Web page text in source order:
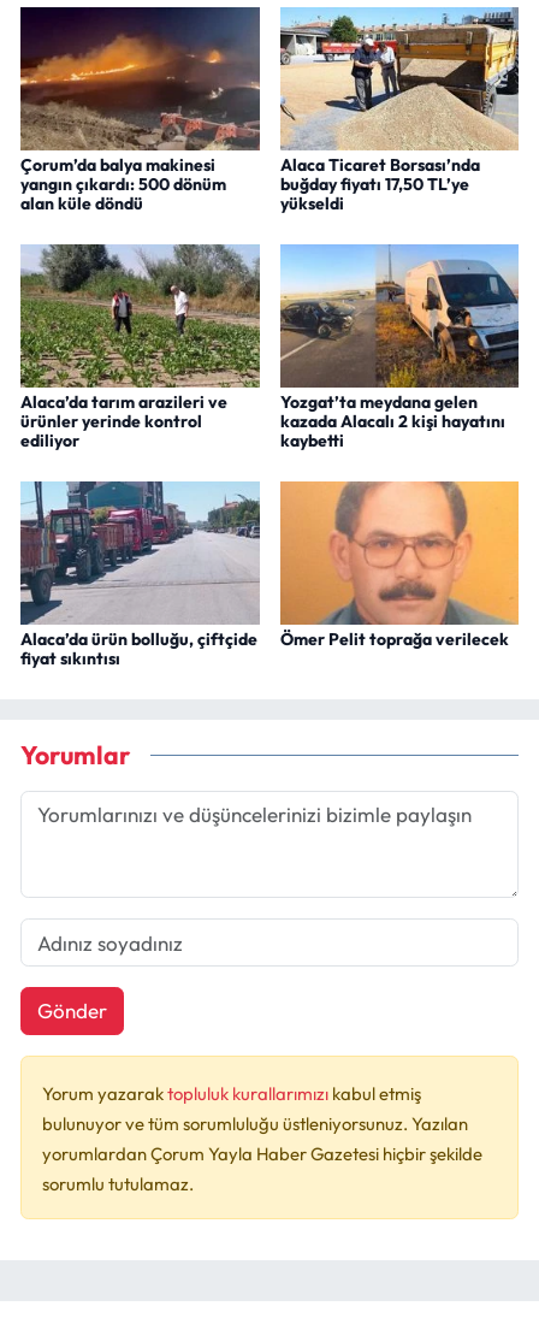
Çorum’da balya makinesi
yangın çıkardı: 500 dönüm
alan küle döndü
Alaca Ticaret Borsası’nda
buğday fiyatı 17,50 TL’ye
yükseldi
Alaca’da tarım arazileri ve
ürünler yerinde kontrol
ediliyor
Yozgat’ta meydana gelen
kazada Alacalı 2 kişi hayatını
kaybetti
Alaca’da ürün bolluğu, çiftçide
fiyat sıkıntısı
Ömer Pelit toprağa verilecek
Yorumlar
Gönder
Yorum yazaraktopluluk kurallarımızı kabul etmiş
bulunuyor ve tüm sorumluluğu üstleniyorsunuz. Yazılan
yorumlardan Çorum Yayla Haber Gazetesi hiçbir şekilde
sorumlu tutulamaz.